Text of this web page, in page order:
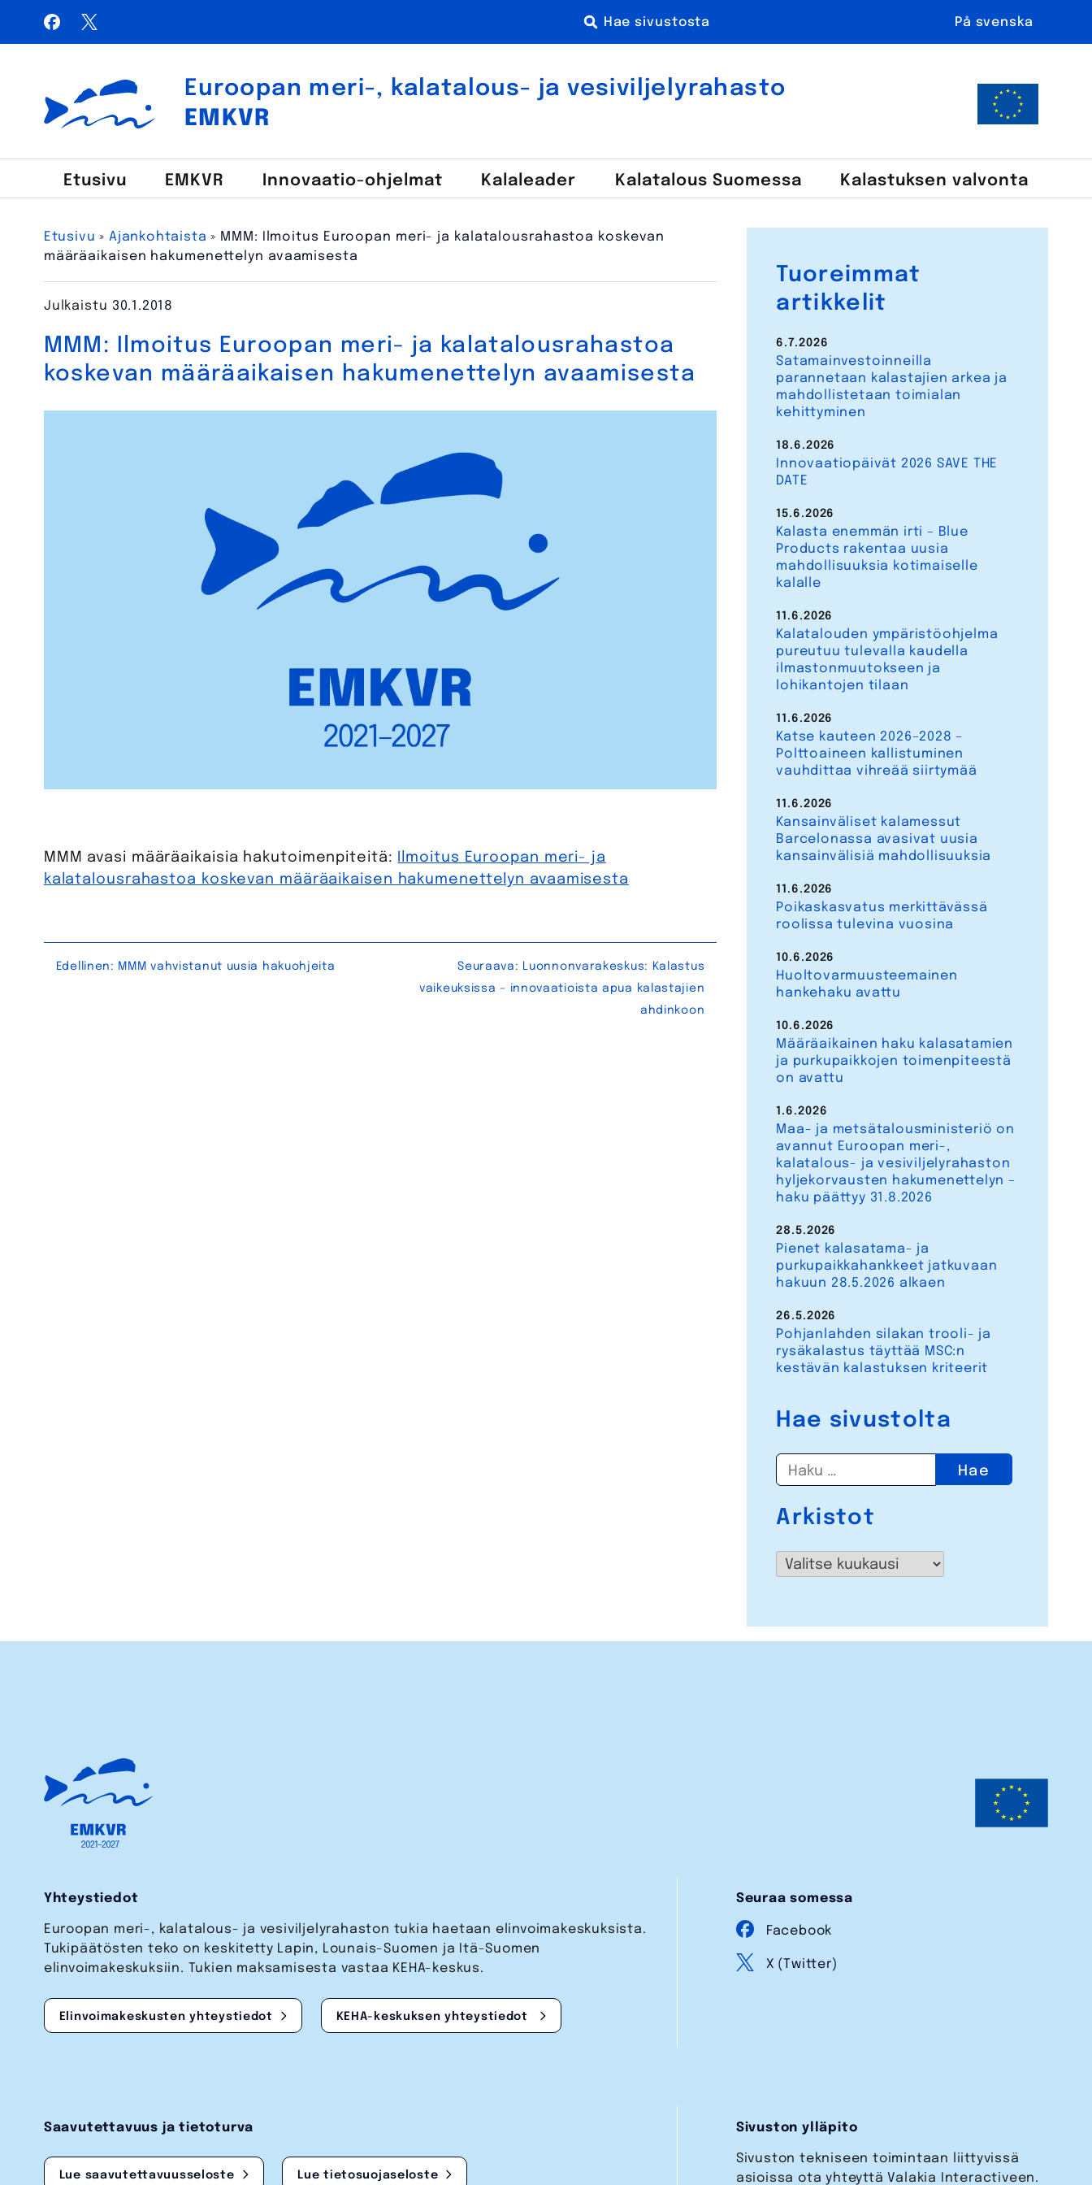
sisältöön
Facebook
På svenska
Euroopan meri-, kalatalous- ja vesiviljelyrahasto
Euroopan meri-, kala­talous- ja vesi­viljely­rahasto
EMKVR
Etusivu EMKVR Innovaatio-ohjelmat Kala­leader Kalatalous Suomessa Kalastuksen valvonta
Etusivu »Ajankohtaista » MMM: Ilmoitus Euroopan meri- ja kalatalousrahastoa koskevan
määräaikaisen hakumenettelyn avaamisesta
MMM: Ilmoitus Euroopan meri- ja kalatalousrahastoa
koskevan määräaikaisen hakumenettelyn avaamisesta
Julkaistu 30.1.2018
MMM avasi määräaikaisia hakutoimenpiteitä:
Ilmoitus Euroopan meri- ja
kalatalousrahastoa koskevan määräaikaisen hakumenettelyn avaamisesta
Artikkelien
Edellinen: MMM vahvistanut uusia hakuohjeita Seuraava:
Luonnonvarakeskus: Kalastus
vaikeuksissa – innovaatioista apua kalastajien
ahdinkoon
Tuoreimmat
artikkelit
Satamainvestoinneilla
parannetaan kalastajien arkea ja
mahdollistetaan toimialan
kehittyminen
6.7.2026
Innovaatiopäivät 2026 SAVE THE
DATE
18.6.2026
Kalasta enemmän irti – Blue
Products rakentaa uusia
mahdollisuuksia kotimaiselle
kalalle
15.6.2026
Kalatalouden ympäristöohjelma
pureutuu tulevalla kaudella
ilmastonmuutokseen ja
lohikantojen tilaan
11.6.2026
Katse kauteen 2026–2028 –
Polttoaineen kallistuminen
vauhdittaa vihreää siirtymää
11.6.2026
Kansainväliset kalamessut
Barcelonassa avasivat uusia
kansainvälisiä mahdollisuuksia
11.6.2026
Poikaskasvatus merkittävässä
roolissa tulevina vuosina
11.6.2026
Huoltovarmuusteemainen
hankehaku avattu
10.6.2026
Määräaikainen haku kalasatamien
ja purkupaikkojen toimenpiteestä
on avattu
10.6.2026
Maa- ja metsätalousministeriö on
avannut Euroopan meri-,
kalatalous- ja vesiviljelyrahaston
hyljekorvausten hakumenettelyn –
haku päättyy 31.8.2026
1.6.2026
Pienet kalasatama- ja
purkupaikkahankkeet jatkuvaan
hakuun 28.5.2026 alkaen
28.5.2026
Pohjanlahden silakan trooli- ja
rysäkalastus täyttää MSC:n
kestävän kalastuksen kriteerit
26.5.2026
Hae sivustolta
Haku:
Arkistot
Arkistot
Yhteystiedot
Euroopan meri-, kalatalous- ja vesi­viljelyrahaston tukia haetaan elinvoimakeskuksista.
Tukipäätösten teko on keskitetty Lapin, Lounais-Suomen ja Itä-Suomen
elinvoimakeskuksiin. Tukien maksamisesta vastaa KEHA-keskus.
Elinvoimakeskusten yhteystiedot KEHA-keskuksen yhteystiedot
Seuraa somessa
Facebook
X (Twitter)
Saavutettavuus ja tietoturva
Lue saavutettavuusseloste Lue tietosuojaseloste
Sivuston ylläpito
Sivuston tekniseen toimintaan liittyvissä
asioissa ota yhteyttä Valakia Interactiveen.